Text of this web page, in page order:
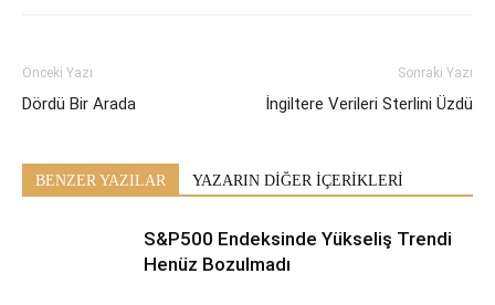
Önceki Yazı
Dördü Bir Arada
Sonraki Yazı
İngiltere Verileri Sterlini Üzdü
BENZER YAZILAR YAZARIN DİĞER İÇERİKLERİ
S&P500 Endeksinde Yükseliş Trendi
Henüz Bozulmadı